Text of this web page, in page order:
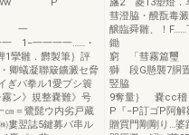
一
一一一一……・
1攣雛．欝製筆｝評
卿蟻凝聯簸鑛澱セ脅
ぎパ拳ル1愛プシ簑
》規整嚢難》号
㎝＝鷺髭ウ内劣戸藏
翌誌5鍵募パ串ル
彗澄脇・醗翫毒
醸臨舜雛、！
鋤 」 欝c◎
窮 「彗霧篇璽
獅 段G懸襲7胴
竪脇 厄︷
9奪量｝ 嚢cc稽
P『−P訂ゴP阿
贈買門剛剛り…